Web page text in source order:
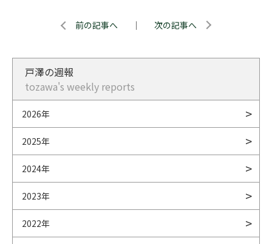
前の記事へ ｜ 次の記事へ
戸澤の週報
tozawa's weekly reports
2026年
2025年
2024年
2023年
2022年